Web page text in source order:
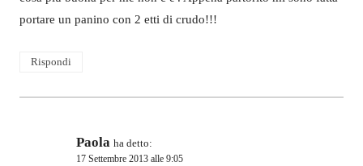
portare un panino con 2 etti di crudo!!!
Rispondi
Paola ha detto:
17 Settembre 2013 alle 9:05